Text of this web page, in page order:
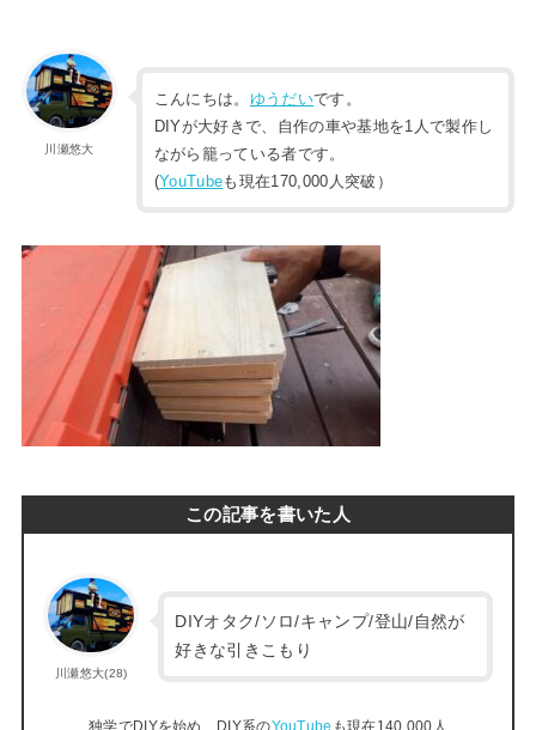
川瀬悠大
こんにちは。 ゆうだいです。
DIYが大好きで、自作の車や基地を1人で製作し
ながら籠っている者です。
(YouTubeも現在170,000人突破）
この記事を書いた人
川瀬悠大(28)
DIYオタク/ソロ/キャンプ/登山/自然が
好きな引きこもり
独学でDIYを始め、DIY系のYouTube も現在140,000人